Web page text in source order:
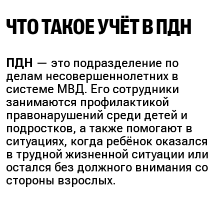
ЧТО ТАКОЕ УЧЁТ В ПДН
ПДН — это подразделение по
делам несовершеннолетних в
системе МВД. Его сотрудники
занимаются профилактикой
правонарушений среди детей и
подростков, а также помогают в
ситуациях, когда ребёнок оказался
в трудной жизненной ситуации или
остался без должного внимания со
стороны взрослых.